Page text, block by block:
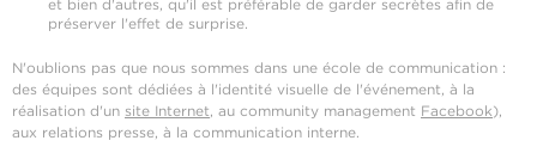
et bien d'autres, qu'il est préférable de garder secrètes afin de
préserver l'effet de surprise.
N'oublions pas que nous sommes dans une école de communication :
des équipes sont dédiées à l'identité visuelle de l'événement, à la
réalisation d'un site Internet, au community management Facebook),
aux relations presse, à la communication interne.